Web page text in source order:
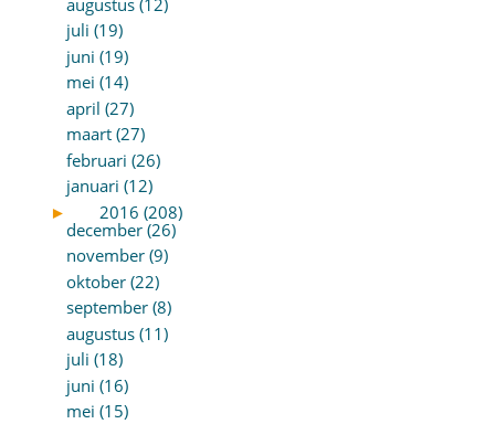
juli (19)
juni (19)
mei (14)
april (27)
maart (27)
februari (26)
januari (12)
►
2016 (208)
december (26)
november (9)
oktober (22)
september (8)
augustus (11)
juli (18)
juni (16)
mei (15)